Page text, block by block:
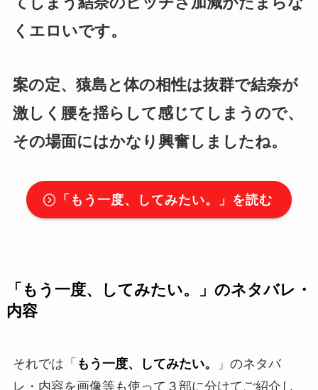
くエロいです。
案の定、猿島と体の相性は抜群で結奈が
激しく腰を揺らして感じてしまうので、
その場面にはかなり興奮しましたね。
「 もう一度、してみたい。 」を読む
「 もう一度、してみたい。 」 のネタバレ・
内容
それでは「 もう一度、してみたい。
」のネタバ
レ・内容を画像等も使って３部に分けてご紹介し